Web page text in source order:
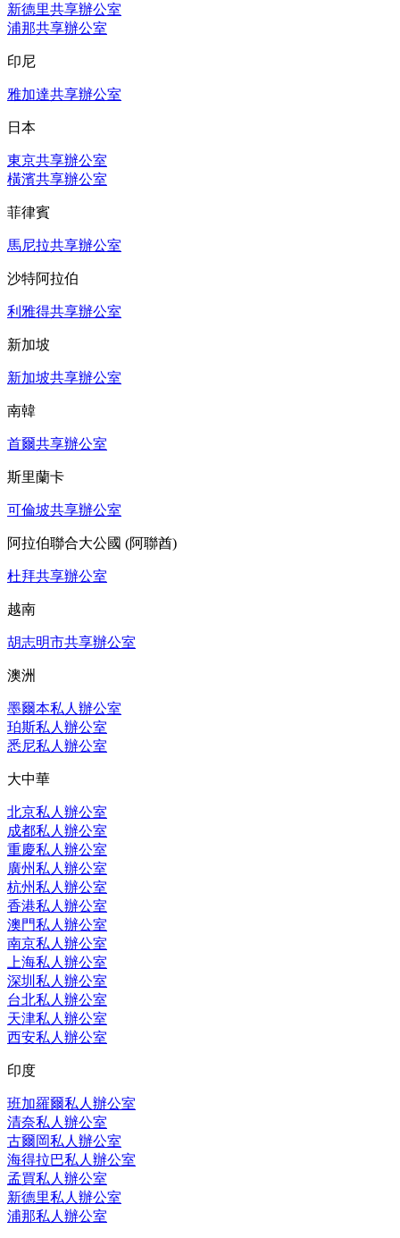
新德里共享辦公室
浦那共享辦公室
印尼
雅加達共享辦公室
日本
東京共享辦公室
橫濱共享辦公室
菲律賓
馬尼拉共享辦公室
沙特阿拉伯
利雅得共享辦公室
新加坡
新加坡共享辦公室
南韓
首爾共享辦公室
斯里蘭卡
可倫坡共享辦公室
阿拉伯聯合大公國 (阿聯酋)
杜拜共享辦公室
越南
胡志明市共享辦公室
澳洲
墨爾本私人辦公室
珀斯私人辦公室
悉尼私人辦公室
大中華
北京私人辦公室
成都私人辦公室
重慶私人辦公室
廣州私人辦公室
杭州私人辦公室
香港私人辦公室
澳門私人辦公室
南京私人辦公室
上海私人辦公室
深圳私人辦公室
台北私人辦公室
天津私人辦公室
西安私人辦公室
印度
班加羅爾私人辦公室
清奈私人辦公室
古爾岡私人辦公室
海得拉巴私人辦公室
孟買私人辦公室
新德里私人辦公室
浦那私人辦公室